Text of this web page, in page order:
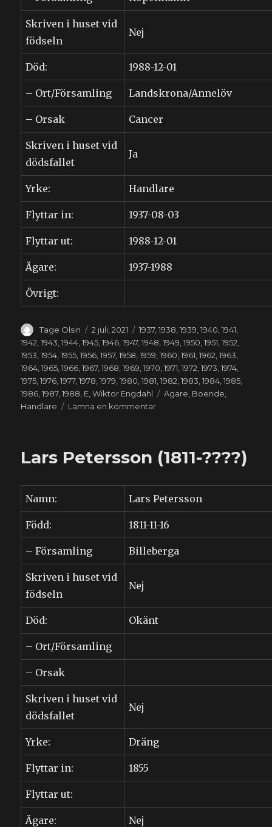
Skriven i huset vid
födseln
Nej
Död: 1988-12-01
– Ort/Församling Landskrona/Annelöv
– Orsak Cancer
Skriven i huset vid
dödsfallet
Ja
Yrke: Handlare
Flyttar in: 1937-08-03
Flyttar ut: 1988-12-01
Ägare: 1937-1988
Övrigt:
Författare
Tage Olsin
Publicerat
den
2 juli, 2021 Kategorier
1937,1938 ,1939 ,1940 ,1941
1942 ,1943 ,1944 ,1945 ,1946 ,1947,1948 ,1949 ,1950 ,1951 ,1952
1953 ,1954 ,1955 ,1956 ,1957,1958 ,1959 ,1960 ,1961 ,1962 ,1963
1964 ,1965 ,1966 ,1967,1968 ,1969 ,1970 ,1971 ,1972 ,1973 ,1974
1975 ,1976 ,1977,1978 ,1979 ,1980 ,1981 ,1982 ,1983 ,1984 ,1985
1986 ,1987,1988 E ,Wiktor Engdahl Etiketter
Ägare Boende
Handlare
Lämna en kommentartill
1988)
Lars Petersson (1811-????)
Namn: Lars Petersson
Född: 1811-11-16
– Församling Billeberga
Skriven i huset vid
födseln
Nej
Död: Okänt
– Ort/Församling
– Orsak
Skriven i huset vid
dödsfallet
Nej
Yrke: Dräng
Flyttar in: 1855
Flyttar ut:
Ägare: Nej